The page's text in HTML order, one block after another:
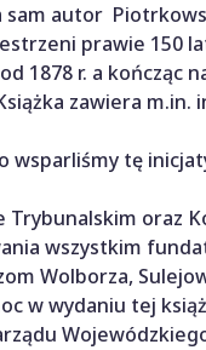
sam autor
prawie 150
1878 r. a kończąc
zawiera m.in.
wsparliśmy tę
Trybunalskim oraz
wszystkim
Wolborza,
w wydaniu tej